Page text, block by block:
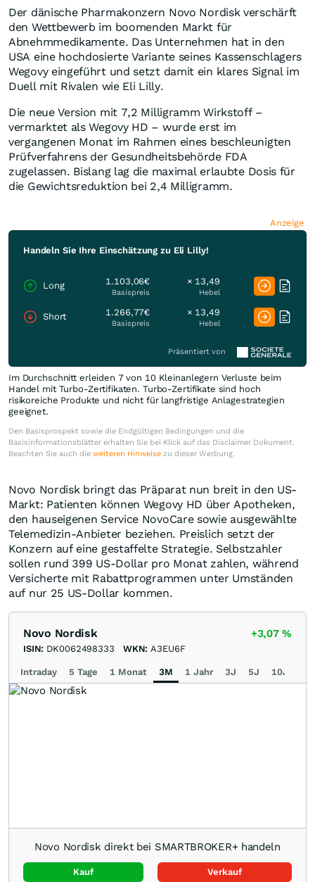
Der dänische Pharmakonzern Novo Nordisk verschärft
den Wettbewerb im boomenden Markt für
Abnehmmedikamente. Das Unternehmen hat in den
USA eine hochdosierte Variante seines Kassenschlagers
Wegovy eingeführt und setzt damit ein klares Signal im
Duell mit Rivalen wie Eli Lilly.
Die neue Version mit 7,2 Milligramm Wirkstoff –
vermarktet als Wegovy HD – wurde erst im
vergangenen Monat im Rahmen eines beschleunigten
Prüfverfahrens der Gesundheitsbehörde FDA
zugelassen. Bislang lag die maximal erlaubte Dosis für
die Gewichtsreduktion bei 2,4 Milligramm.
Anzeige
Handeln Sie Ihre Einschätzung zu Eli Lilly!
Long 1.103,06€
Basispreis
× 13,49
Hebel
Short 1.266,77€
Basispreis
× 13,49
Hebel
Präsentiert von
Im Durchschnitt erleiden 7 von 10 Kleinanlegern Verluste beim
Handel mit Turbo-Zertifikaten. Turbo-Zertifikate sind hoch
risikoreiche Produkte und nicht für langfristige Anlagestrategien
geeignet.
Den Basisprospekt sowie die Endgültigen Bedingungen und die
Basisinformationsblätter erhalten Sie bei Klick auf das Disclaimer Dokument.
Beachten Sie auch die weiteren Hinweise zu dieser Werbung.
Novo Nordisk bringt das Präparat nun breit in den US-
Markt: Patienten können Wegovy HD über Apotheken,
den hauseigenen Service NovoCare sowie ausgewählte
Telemedizin-Anbieter beziehen. Preislich setzt der
Konzern auf eine gestaffelte Strategie. Selbstzahler
sollen rund 399 US-Dollar pro Monat zahlen, während
Versicherte mit Rabattprogrammen unter Umständen
auf nur 25 US-Dollar kommen.
Novo Nordisk +3,07%
ISIN: DK0062498333 WKN: A3EU6F
Intraday 5 Tage 1 Monat 3M 1 Jahr 3J 5J 10J
Novo Nordisk direkt bei SMARTBROKER+ handeln
Kauf Verkauf